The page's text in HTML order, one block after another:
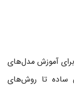
آموزش مدل‌های
ساده تا روش‌های